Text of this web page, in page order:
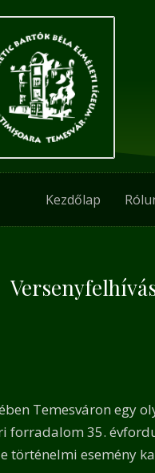
Kezdőlap
Temesváron egy
forradalom 35.
történelmi esemény